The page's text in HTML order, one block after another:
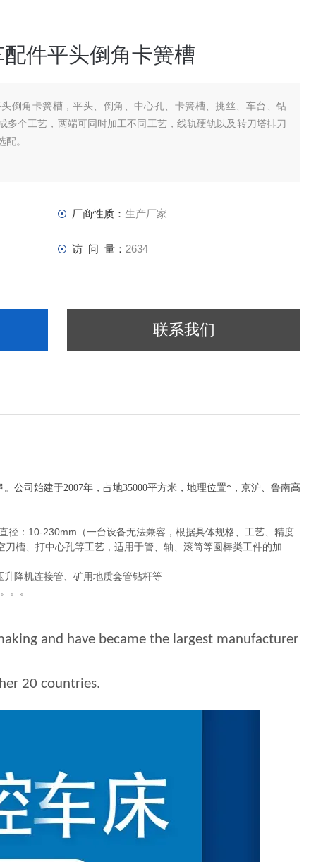
件平头倒角卡簧槽
倒角卡簧槽，平头、倒角、中心孔、卡簧槽、挑丝、车台、钻
多个工艺，两端可同时加工不同工艺，线轨硬轨以及转刀塔排刀
。
厂商性质： 生产厂家
访 问 量： 2634
联系我们
司始建于2007年，占地35000平方米，地理位置*，京沪、鲁南高
：10-230mm（一台设备无法兼容，根据具体规格、工艺、精度
槽、打中心孔等工艺，适用于管、轴、滚筒等圆棒类工件的加
降机连接管、矿用地质套管钻杆等
。。
and have became the largest manufacturer
20 countries.